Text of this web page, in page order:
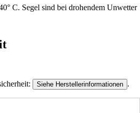
C. Segel sind bei drohendem Unwetter
Siehe Herstellerinformationen .